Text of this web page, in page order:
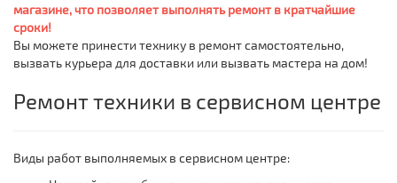
магазине, что позволяет выполнять ремонт в кратчайшие
сроки!
Вы можете принести технику в ремонт самостоятельно,
вызвать курьера для доставки или вызвать мастера на дом!
Ремонт техники в сервисном центре
Виды работ выполняемых в сервисном центре: